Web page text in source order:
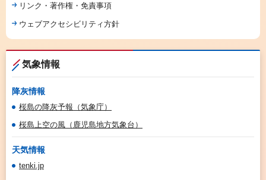
リンク・著作権・免責事項
ウェブアクセシビリティ方針
気象情報
降灰情報
桜島の降灰予報（気象庁）
桜島上空の風（鹿児島地方気象台）
天気情報
tenki.jp